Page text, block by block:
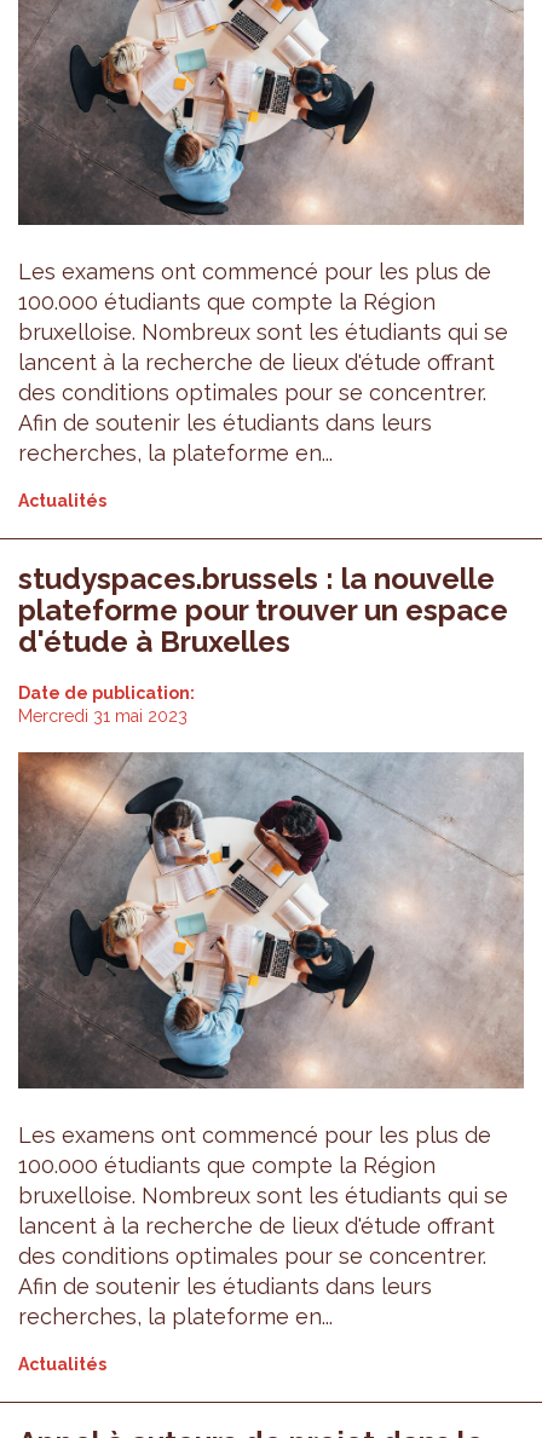
Les examens ont commencé pour les plus de
100.000 étudiants que compte la Région
bruxelloise. Nombreux sont les étudiants qui se
lancent à la recherche de lieux d'étude offrant
des conditions optimales pour se concentrer.
Afin de soutenir les étudiants dans leurs
recherches, la plateforme en...
Actualités
studyspaces.brussels : la nouvelle
plateforme pour trouver un espace
d'étude à Bruxelles
Date de publication:
Mercredi 31 mai 2023
Les examens ont commencé pour les plus de
100.000 étudiants que compte la Région
bruxelloise. Nombreux sont les étudiants qui se
lancent à la recherche de lieux d'étude offrant
des conditions optimales pour se concentrer.
Afin de soutenir les étudiants dans leurs
recherches, la plateforme en...
Actualités